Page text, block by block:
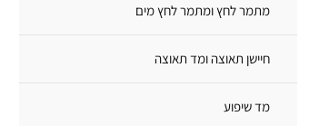
מתמר לחץ ומתמר לחץ מים
חיישן תאוצה ומד תאוצה
מד שיפוע